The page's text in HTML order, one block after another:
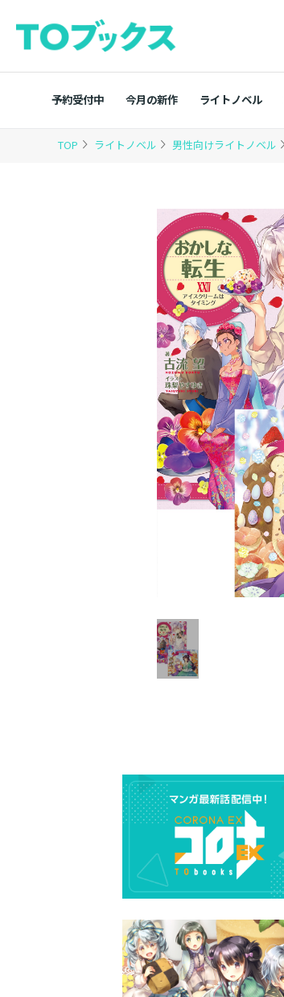
予約受付中 今月の新作 ライトノベル
TOP ライトノベル 男性向けライトノベル